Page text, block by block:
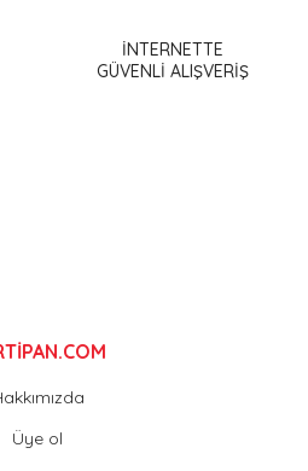
bilgiler bulunuyor.
bulunuyor.
İNTERNETTE
GÜVENLİ ALIŞVERİŞ
Üye ol